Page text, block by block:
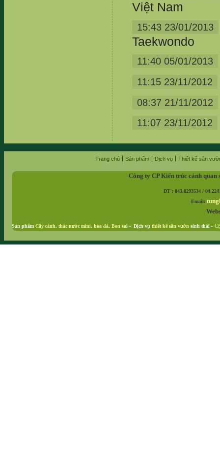
Việt Nam
15:43 23/01/2013
Taekwondo
11:40 05/01/2013
11:15 23/11/2012
08:37 21/11/2012
11:07 23/11/2012
Trang chủ Sản phẩm Dịch vụ Thiết kế sân
Công ty CP Kiến trúc cảnh
ĐT : 043.8293534 /
Email:
Sản phẩm Cây cảnh, thác nước mini, hoa đá, Bon sai - Dịch vụ thiết kế sân vườn sinh thái -